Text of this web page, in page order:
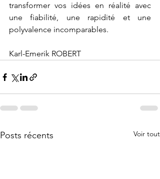
transformer vos idées en réalité avec
une fiabilité, une rapidité et une
polyvalence incomparables.
Karl-Emerik ROBERT
Posts récents Voir tout